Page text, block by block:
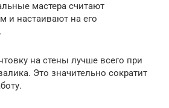
мастера считают
и настаивают на его
на стены лучше всего при
Это значительно сократит